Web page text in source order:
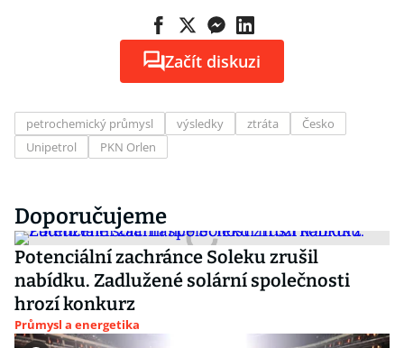
Začít diskuzi
petrochemický průmysl výsledky ztráta
Česko
Unipetrol
PKN Orlen
Doporučujeme
Potenciální zachránce Soleku zrušil
nabídku. Zadlužené solární společnosti
hrozí konkurz
Průmysl a energetika